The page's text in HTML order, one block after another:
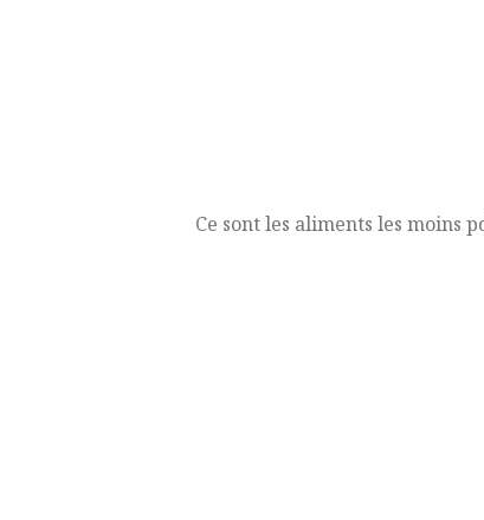
Ce sont les aliments les moins